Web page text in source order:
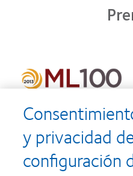
y privacidad
configuración